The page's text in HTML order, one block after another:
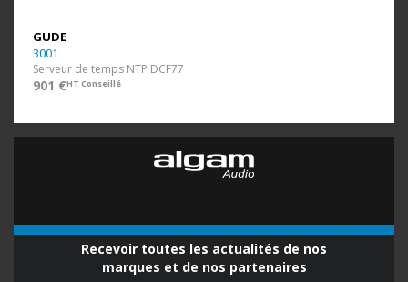
GUDE
3001
Serveur de temps NTP DCF77
901 €HT Conseillé
Recevoir toutes les actualités de nos
marques et de nos partenaires